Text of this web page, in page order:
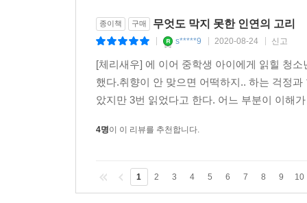
아이의 고민을 같이 듣게 된다. 또 한편으로 독
비밀까지도. 시간의 흐름이 다르지 않았다면
우리는 이야기의 아름다움에 고개를 끄떡이게 된
종이책 구매 무엇도 막지 못한 인연의 고리
s*****9 2020-08-24 신고
[체리새우] 에 이어 중학생 아이에게 읽힐 청
했다.취향이 안 맞으면 어떡하지.. 하는 걱정
았지만 3번 읽었다고 한다. 어느 부분이 이해
4명이 이 리뷰를 추천합니다.
1 2 3 4 5 6 7 8 9 10